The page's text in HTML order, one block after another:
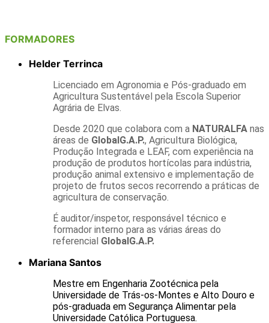
FORMADORES
Helder Terrinca
Licenciado em Agronomia e Pós-graduado em
Agricultura Sustentável pela Escola Superior
Agrária de Elvas.
Desde 2020 que colabora com a NATURALFA nas
áreas de GlobalG.A.P., Agricultura Biológica,
Produção Integrada e LEAF, com experiência na
produção de produtos hortícolas para indústria,
produção animal extensivo e implementação de
projeto de frutos secos recorrendo a práticas de
agricultura de conservação.
É auditor/inspetor, responsável técnico e
formador interno para as várias áreas do
referencial GlobalG.A.P.
Mariana Santos
Mestre em Engenharia Zootécnica pela
Universidade de Trás-os-Montes e Alto Douro e
pós-graduada em Segurança Alimentar pela
Universidade Católica Portuguesa.